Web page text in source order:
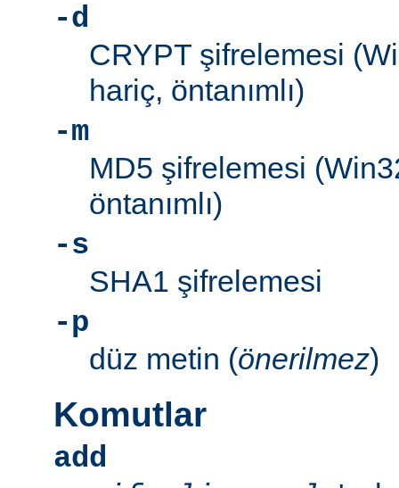
-d
CRYPT şifrelemesi
hariç, öntanımlı)
-m
MD5 şifrelemesi
öntanımlı)
-s
SHA1 şifrelemesi
-p
düz metin (önerilmez)
Komutlar
add